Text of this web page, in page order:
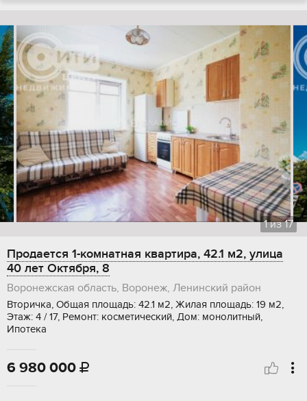
1из17
Продается 1-комнатная квартира, 42.1 м2, улица
40 лет Октября, 8
Воронежская область, Воронеж, Ленинский район
Вторичка, Общая площадь: 42.1 м2, Жилая площадь: 19 м2,
Этаж: 4 / 17, Ремонт: косметический, Дом: монолитный,
Ипотека
6 980 000 